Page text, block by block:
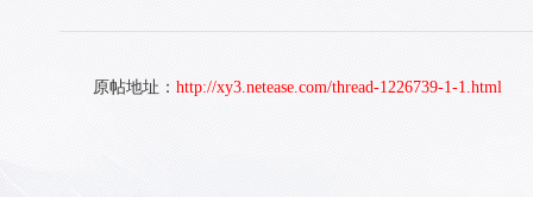
原帖地址： http://xy3.netease.com/thread-1226739-1-1.html